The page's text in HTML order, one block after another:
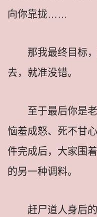
向你靠拢……
那我最终目标
去，就准没错。
至于最后你是
恼羞成怒、死不甘
件完成后，大家围
的另一种调料。
赶尸道人身后